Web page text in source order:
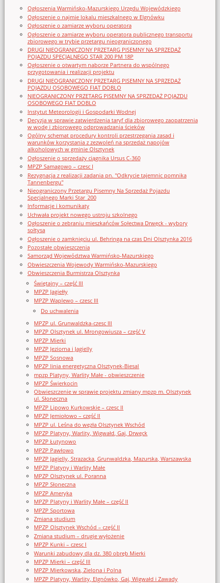
Ogłoszenia Warmińsko-Mazurskiego Urzędu Wojewódzkiego
Ogłoszenie o najmie lokalu mieszkalnego w Elgnówku
Ogłoszenie o zamiarze wyboru operatora
Ogłoszenie o zamiarze wyboru operatora publicznego transportu
zbiorowego w trybie przetargu nieograniczonego
DRUGI NIEOGRANICZONY PRZETARG PISEMNY NA SPRZEDAŻ
POJAZDU SPECJALNEGO STAR 200 PM 18P
Ogłoszenie o otwartym naborze Partnera do wspólnego
przygotowania i realizacji projektu
DRUGI NIEOGRANICZONY PRZETARG PISEMNY NA SPRZEDAŻ
POJAZDU OSOBOWEGO FIAT DOBLO
NIEOGRANICZONY PRZETARG PISEMNY NA SPRZEDAŻ POJAZDU
OSOBOWEGO FIAT DOBLO
Instytut Meteorologii i Gospodarki Wodnej
Decyzja w sprawie zatwierdzenia taryf dla zbiorowego zaopatrzenia
w wodę i zbiorowego odprowadzania ścieków
Ogólny schemat procedury kontroli przestrzegania zasad i
warunków korzystania z zezwoleń na sprzedaż napojów
alkoholowych w gminie Olsztynek
Ogłoszenie o sprzedaży ciągnika Ursus C-360
MPZP Samagowo – czesc I
Rezygnacja z realizacji zadania pn. "Odkrycie tajemnic pomnika
Tannenbergu"
Nieograniczony Przetargu Pisemny Na Sprzedaż Pojazdu
Specjalnego Marki Star_200
Informacje i komunikaty
Uchwała projekt nowego ustroju szkolnego
Ogłoszenie o zebraniu mieszkańców Sołectwa Drwęck - wybory
sołtysa
Ogłoszenie o zamknięciu ul. Behringa na czas Dni Olsztynka 2016
Pozostałe obwieszczenia
Samorząd Województwa Warmińsko-Mazurskiego
Obwieszczenia Wojewody Warmińsko-Mazurskiego
Obwieszczenia Burmistrza Olsztynka
Świętajny – część III
MPZP Jagiełły
MPZP Waplewo – czesc III
Do uchwalenia
MPZP ul. Grunwaldzka-czesc III
MPZP Olsztynek ul. Mrongowiusza – część V
MPZP Mierki
MPZP Jeziorna i Jagielly
MPZP Sosnowa
MPZP linia energetyczna Olsztynek-Biesal
mpzp Platyny, Warlity Małe - obwieszczenie
MPZP Świerkocin
Obwieszczenie w sprawie projektu zmiany mpzp m. Olsztynek
ul. Słoneczna
MPZP Lipowo Kurkowskie – czesc II
MPZP Jemiołowo – część II
MPZP ul. Leśna do węzła Olsztynek Wschód
MPZP Platyny, Warlity, Wigwałd, Gaj, Drwęck
MPZP Łutynowo
MPZP Pawłowo
MPZP Jagielly, Strazacka, Grunwaldzka, Mazurska, Warszawska
MPZP Platyny i Warlity Małe
MPZP Olsztynek ul. Poranna
MPZP Słoneczna
MPZP Ameryka
MPZP Platyny i Warlity Małe – część II
MPZP Sportowa
Zmiana studium
MPZP Olsztynek Wschód – część II
Zmiana studium – drugie wyłożenie
MPZP Kunki – czesc I
Warunki zabudowy dla dz. 380 obręb Mierki
MPZP Mierki – część III
MPZP Mierkowska, Zielona i Polna
MPZP Platyny, Warlity, Elgnówko, Gaj, Wigwałd i Zawady